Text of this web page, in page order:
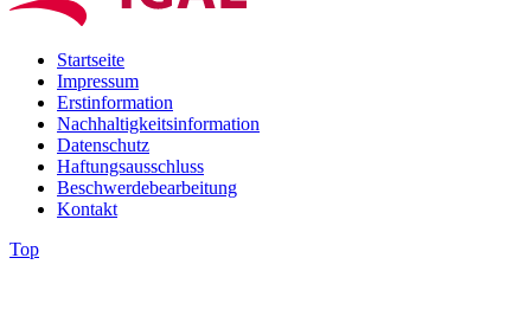
Startseite
Impressum
Erstinformation
Nachhaltigkeitsinformation
Datenschutz
Haftungsausschluss
Beschwerdebearbeitung
Kontakt
Top